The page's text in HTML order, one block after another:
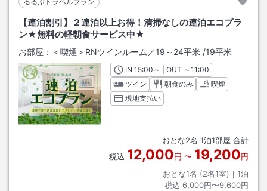
【連泊割引】２連泊以上お得！清掃なしの連泊エコプラ
ン★無料の軽朝食サービス中★
お部屋： ＜喫煙＞RNツインルーム／19～24平米 /19平米
INチェックイン
15:00 ～ | OUT チェックアウト
～11:00
ツイン
朝食のみ
喫煙
現地支払い
おとな2名 1泊1部屋 合計
税込 12,000円 〜 19,200円
おとな1名 (2名1室)｜ 1泊
税込 6,000円〜9,600円